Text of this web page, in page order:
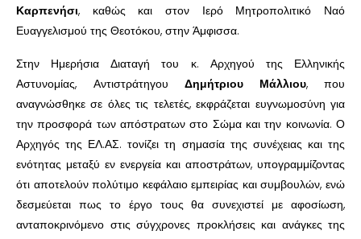
Καρπενήσι, καθώς και στον Ιερό Μητροπολιτικό Ναό
Ευαγγελισμού της Θεοτόκου, στην Άμφισσα.
Στην Ημερήσια Διαταγή του κ. Αρχηγού της Ελληνικής
Αστυνομίας, Αντιστράτηγου Δημήτριου Μάλλιου, που
αναγνώσθηκε σε όλες τις τελετές, εκφράζεται ευγνωμοσύνη για
την προσφορά των απόστρατων στο Σώμα και την κοινωνία. Ο
Αρχηγός της ΕΛ.ΑΣ. τονίζει τη σημασία της συνέχειας και της
ενότητας μεταξύ εν ενεργεία και αποστράτων, υπογραμμίζοντας
ότι αποτελούν πολύτιμο κεφάλαιο εμπειρίας και συμβουλών, ενώ
δεσμεύεται πως το έργο τους θα συνεχιστεί με αφοσίωση,
ανταποκρινόμενο στις σύγχρονες προκλήσεις και ανάγκες της